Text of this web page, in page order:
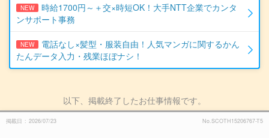
NEW
時給1700円～＋交×時短OK！大手NTT企業でカンタ
ンサポート事務
NEW
電話なし×髪型・服装自由！人気マンガに関するかん
たんデータ入力・残業ほぼナシ！
以下、掲載終了したお仕事情報です。
掲載日 2026/07/23 No.SCOTH15206767-T5